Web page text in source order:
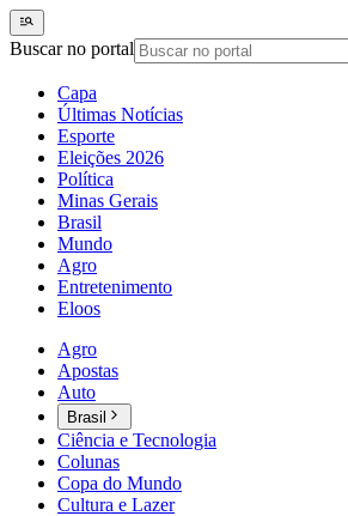
Buscar no portal
Capa
Últimas Notícias
Esporte
Eleições 2026
Política
Minas Gerais
Brasil
Mundo
Agro
Entretenimento
Eloos
Agro
Apostas
Auto
Brasil
Ciência e Tecnologia
Colunas
Copa do Mundo
Cultura e Lazer